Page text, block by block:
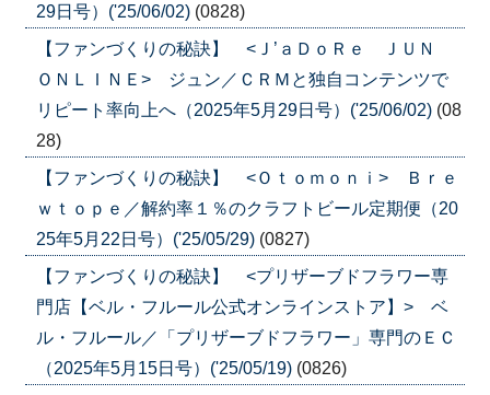
29日号）('25/06/02) (0828)
【ファンづくりの秘訣】 <Ｊ’ａＤｏＲｅ ＪＵＮ
ＯＮＬＩＮＥ> ジュン／ＣＲＭと独自コンテンツで
リピート率向上へ（2025年5月29日号）('25/06/02) (08
28)
【ファンづくりの秘訣】 <Ｏｔｏｍｏｎｉ> Ｂｒｅ
ｗｔｏｐｅ／解約率１％のクラフトビール定期便（20
25年5月22日号）('25/05/29) (0827)
【ファンづくりの秘訣】 <プリザーブドフラワー専
門店【ベル・フルール公式オンラインストア】> ベ
ル・フルール／「プリザーブドフラワー」専門のＥＣ
（2025年5月15日号）('25/05/19) (0826)